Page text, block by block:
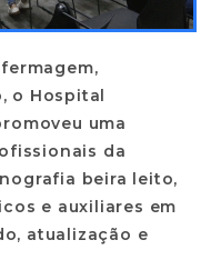
o Hospital
uma
da
beira leito,
e auxiliares em
atualização e